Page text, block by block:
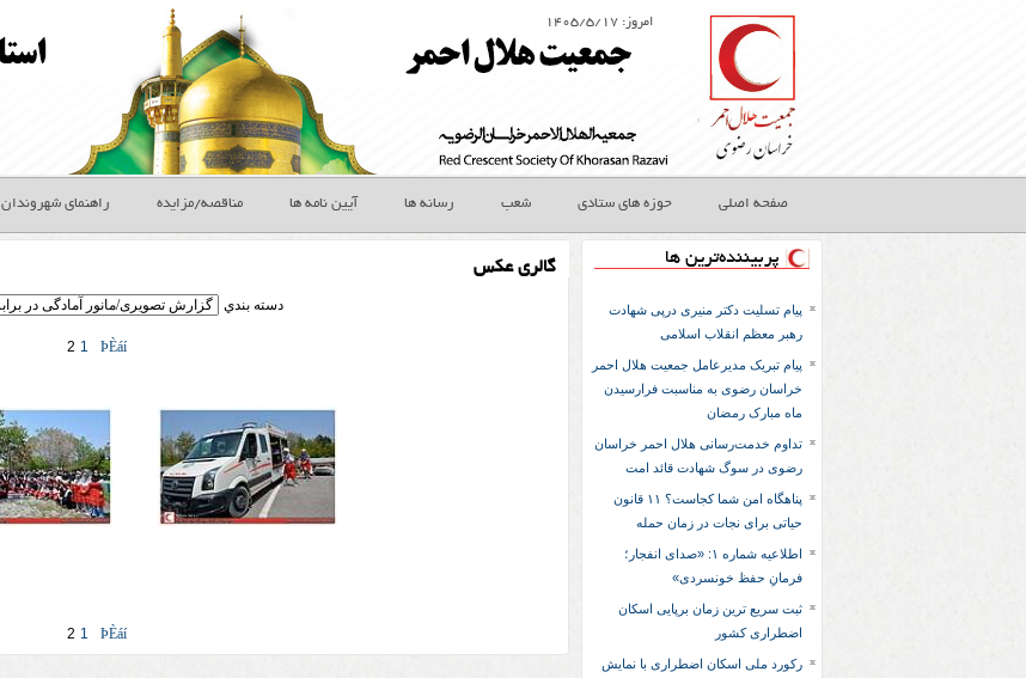
امروز: ۱۴۰۵/۵/۱۷
صفحه اصلی حوزه های ستادی شعب رسانه ها آیین نامه ها مناقصه/مزایده راهنمای شهروندان
پربیننده‌ترین ها
پیام تسلیت دکتر منیری درپی شهادت
رهبر معظم انقلاب اسلامی
پیام تبریک مدیرعامل جمعیت هلال احمر
خراسان رضوی به مناسبت فرارسیدن
ماه مبارک رمضان
تداوم خدمت‌رسانی هلال احمر خراسان
رضوی در سوگ شهادت قائد امت
پناهگاه امن شما کجاست؟ ۱۱ قانون
حیاتی برای نجات در زمان حمله
اطلاعیه شماره ۱: «صدای انفجار؛
فرمانِ حفظ خونسردی»
ثبت سریع‌ ترین زمان برپایی اسکان
اضطراری کشور
رکورد ملی اسکان اضطراری با نمایش
گالری عکس
دسته بندي
ÞÈáí
1
2
ÞÈáí
1
2